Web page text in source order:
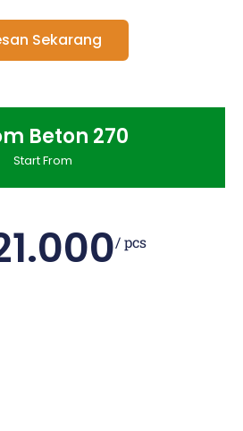
Sekarang
Beton 270
Start From
/ pcs